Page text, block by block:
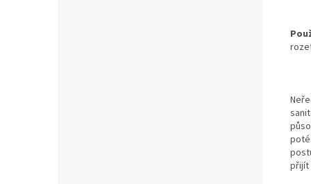
poté
přijít